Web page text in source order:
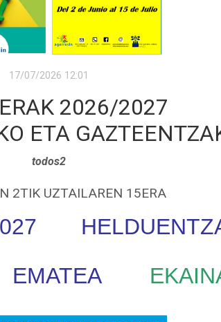
17/07/2026 12:01
2026/2027
ETA
todos2
2TIK UZTAILAREN 15ERA
EMATEA